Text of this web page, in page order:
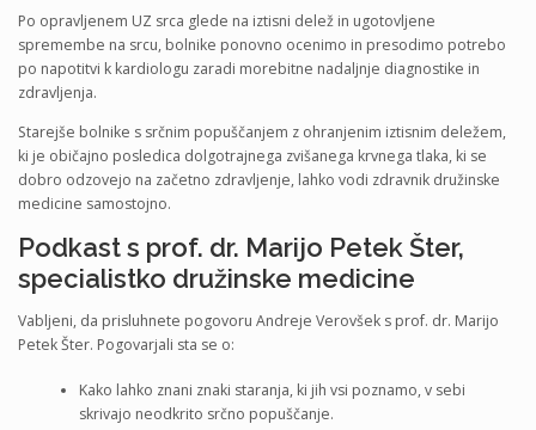
Po opravljenem UZ srca glede na iztisni delež in ugotovljene
spremembe na srcu, bolnike ponovno ocenimo in presodimo potrebo
po napotitvi k kardiologu zaradi morebitne nadaljnje diagnostike in
zdravljenja.
Starejše bolnike s srčnim popuščanjem z ohranjenim iztisnim deležem,
ki je običajno posledica dolgotrajnega zvišanega krvnega tlaka, ki se
dobro odzovejo na začetno zdravljenje, lahko vodi zdravnik družinske
medicine samostojno.
Podkast s prof. dr. Marijo Petek Šter,
specialistko družinske medicine
Vabljeni, da prisluhnete pogovoru Andreje Verovšek s prof. dr. Marijo
Petek Šter. Pogovarjali sta se o:
Kako lahko znani znaki staranja, ki jih vsi poznamo, v sebi
skrivajo neodkrito srčno popuščanje.